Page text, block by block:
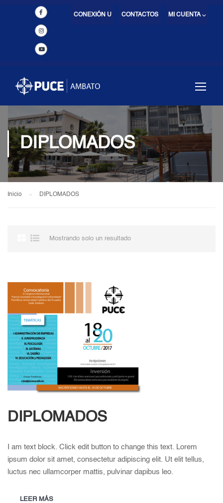
MI CUENTA ⌵
CONTACTOS
CONEXIÓN U
DIPLOMADOS
Inicio DIPLOMADOS
Mostrando solo un resultado
DIPLOMADOS
I am text block. Click edit button to change this text. Lorem
ipsum dolor sit amet, consectetur adipiscing elit. Ut elit tellus,
luctus nec ullamcorper mattis, pulvinar dapibus leo.
LEER MÁS